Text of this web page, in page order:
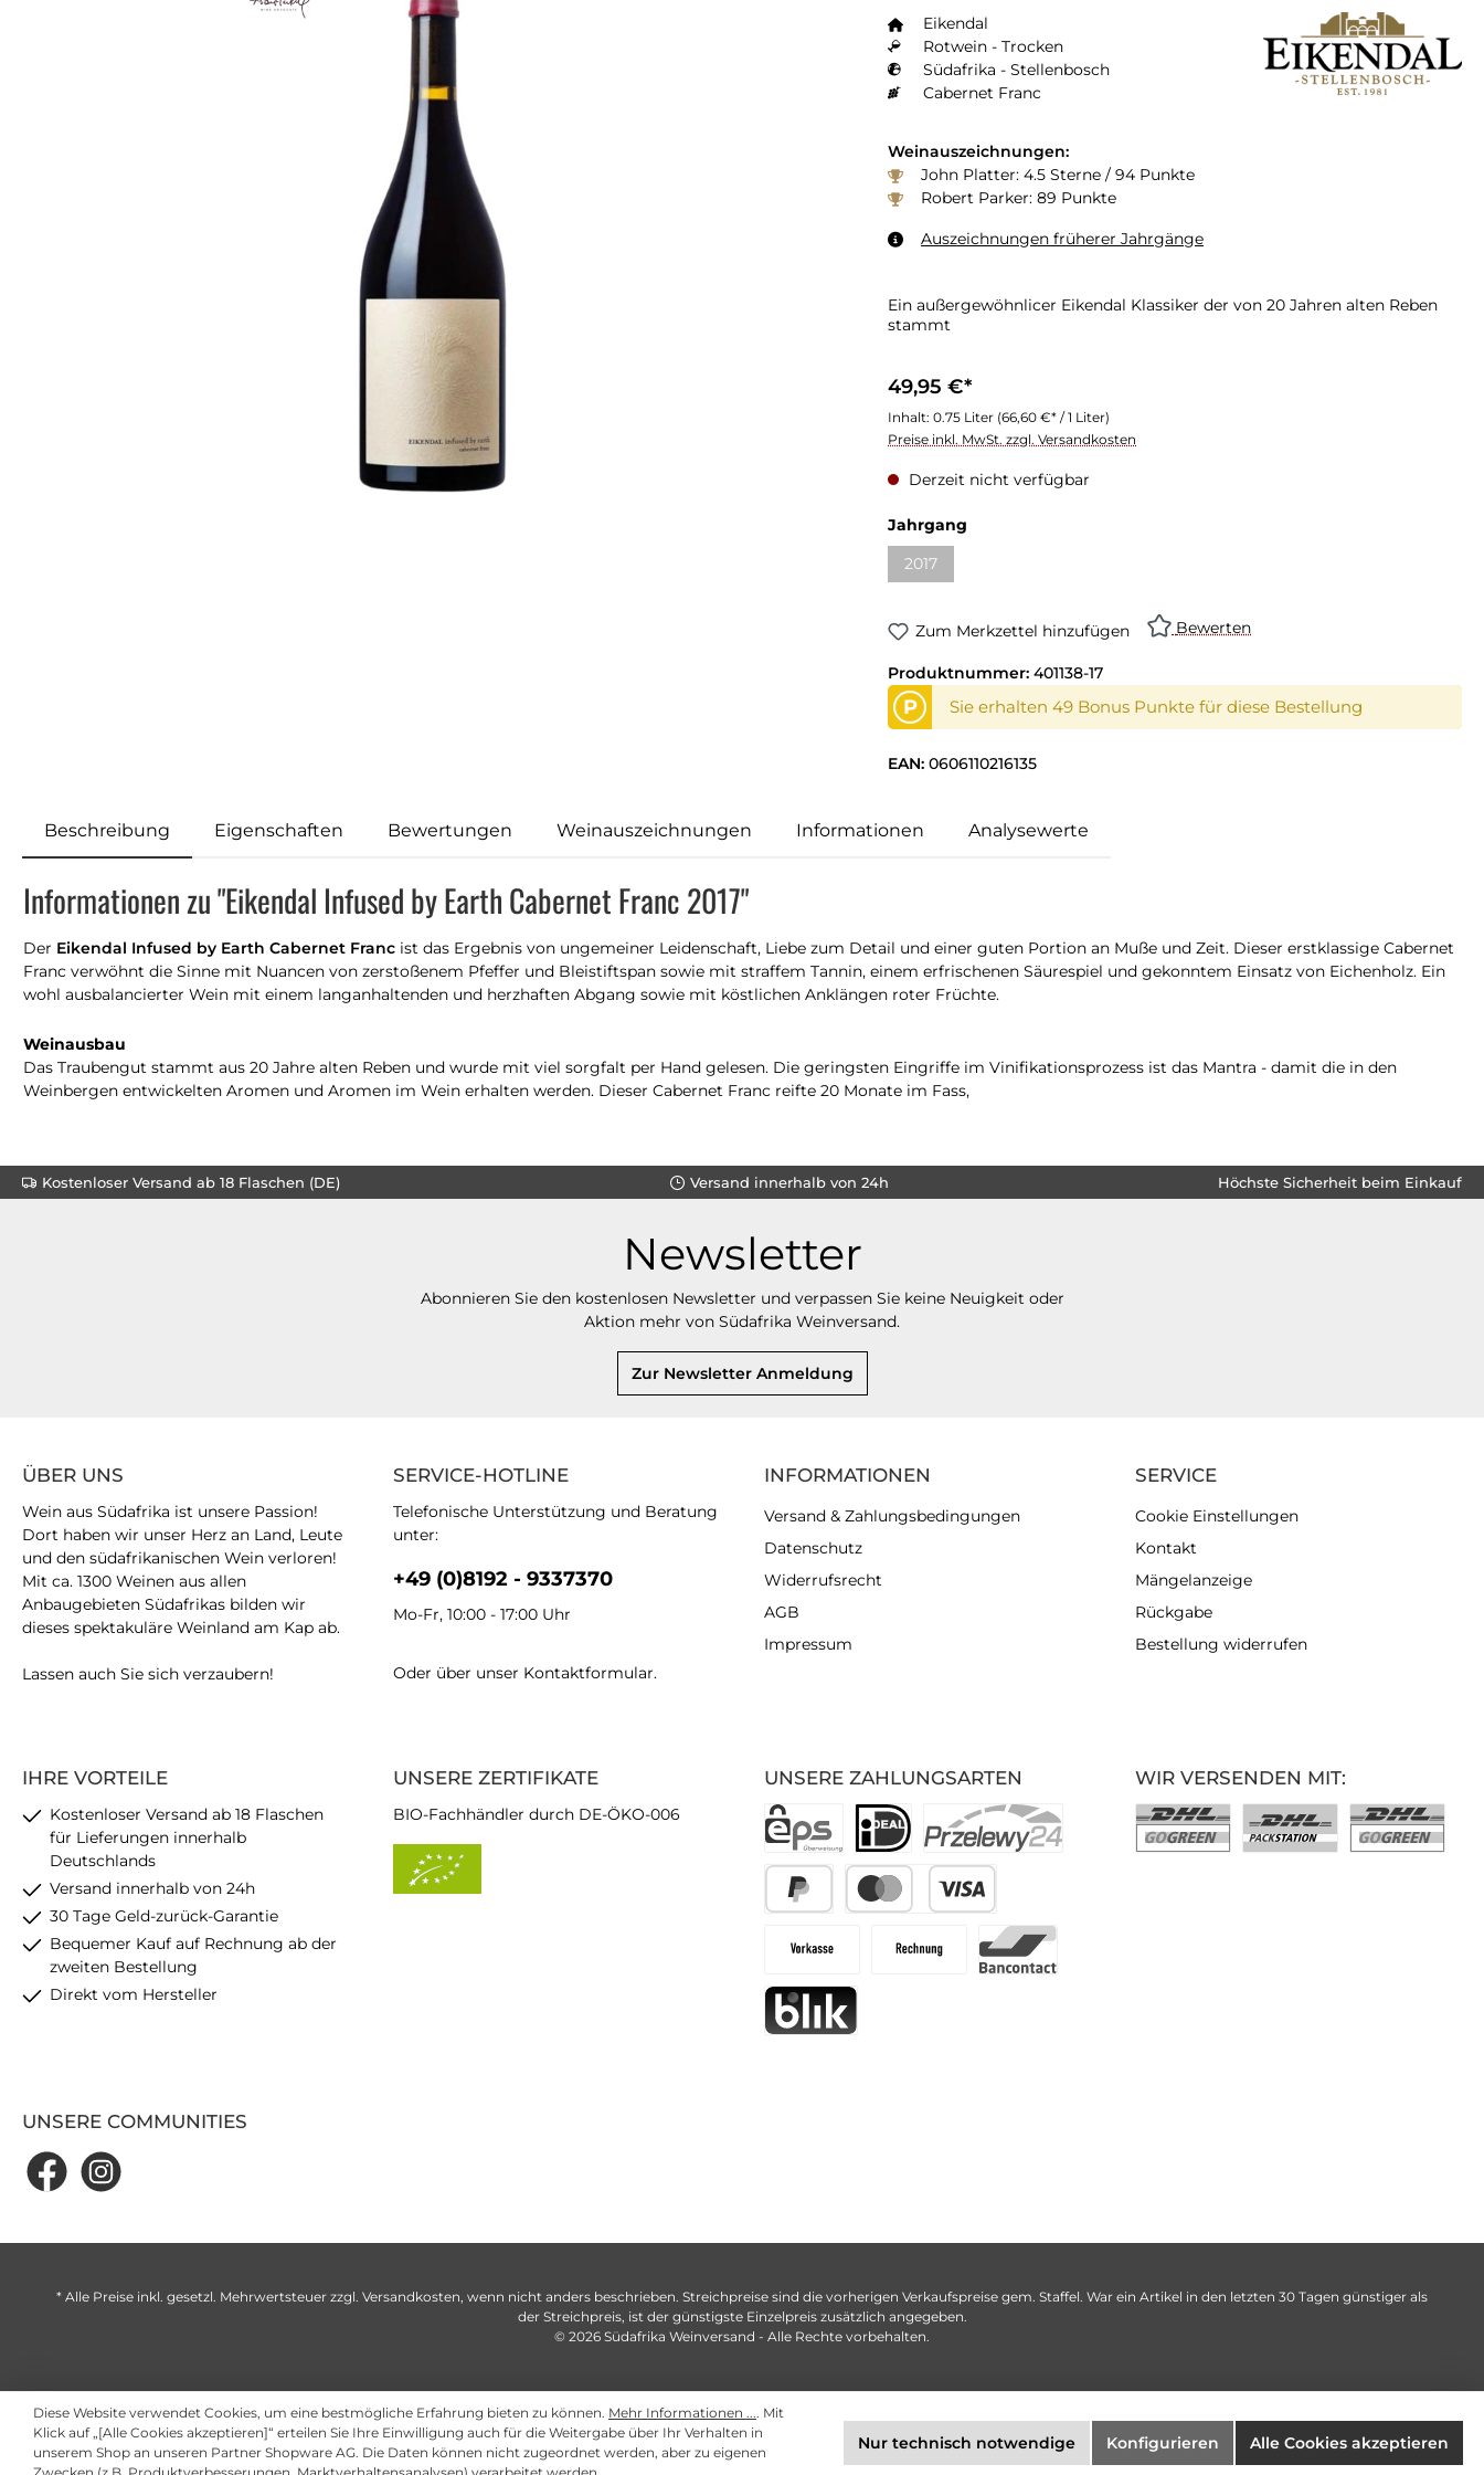
Eikendal
Rotwein - Trocken
Südafrika - Stellenbosch
Cabernet Franc
Weinauszeichnungen:
John Platter: 4.5 Sterne / 94 Punkte
Robert Parker: 89 Punkte
Auszeichnungen früherer Jahrgänge
Ein außergewöhnlicer Eikendal Klassiker der von 20 Jahren alten Reben
stammt
49,95 €*
Inhalt: 0.75 Liter (66,60 €* / 1 Liter)
Preise inkl. MwSt. zzgl. Versandkosten
Derzeit nicht verfügbar
Jahrgang
2017(Diese Option ist zurzeit nicht verfügbar.)
Zum Merkzettel hinzufügen Bewerten
Produktnummer: 401138-17
P Sie erhalten 49 Bonus Punkte für diese Bestellung
EAN: 0606110216135
Beschreibung Eigenschaften Bewertungen Weinauszeichnungen Informationen Analysewerte
Informationen zu "Eikendal Infused by Earth Cabernet Franc 2017"
Der Eikendal Infused by Earth Cabernet Franc ist das Ergebnis von ungemeiner Leidenschaft, Liebe zum Detail und einer guten Portion an Muße und Zeit. Dieser erstklassige Cabernet
Franc verwöhnt die Sinne mit Nuancen von zerstoßenem Pfeffer und Bleistiftspan sowie mit straffem Tannin, einem erfrischenen Säurespiel und gekonntem Einsatz von Eichenholz. Ein
wohl ausbalancierter Wein mit einem langanhaltenden und herzhaften Abgang sowie mit köstlichen Anklängen roter Früchte.
Weinausbau
Das Traubengut stammt aus 20 Jahre alten Reben und wurde mit viel sorgfalt per Hand gelesen. Die geringsten Eingriffe im Vinifikationsprozess ist das Mantra - damit die in den
Weinbergen entwickelten Aromen und Aromen im Wein erhalten werden. Dieser Cabernet Franc reifte 20 Monate im Fass,
Kostenloser Versand ab 18 Flaschen (DE) Versand innerhalb von 24h Höchste Sicherheit beim Einkauf
Newsletter
Abonnieren Sie den kostenlosen Newsletter und verpassen Sie keine Neuigkeit oder
Aktion mehr von Südafrika Weinversand.
Zur Newsletter Anmeldung
SERVICE-HOTLINE
Telefonische Unterstützung und Beratung
unter:
+49 (0)8192 - 9337370
Mo-Fr, 10:00 - 17:00 Uhr
Oder über unser Kontaktformular.
IHRE VORTEILE
Kostenloser Versand ab 18 Flaschen
für Lieferungen innerhalb
Deutschlands
Versand innerhalb von 24h
30 Tage Geld-zurück-Garantie
Bequemer Kauf auf Rechnung ab der
zweiten Bestellung
Direkt vom Hersteller
UNSERE ZAHLUNGSARTEN
ÜBER UNS
Wein aus Südafrika ist unsere Passion!
Dort haben wir unser Herz an Land, Leute
und den südafrikanischen Wein verloren!
Mit ca. 1300 Weinen aus allen
Anbaugebieten Südafrikas bilden wir
dieses spektakuläre Weinland am Kap ab.
Lassen auch Sie sich verzaubern!
UNSERE ZERTIFIKATE
BIO-Fachhändler durch DE-ÖKO-006
INFORMATIONEN
Versand & Zahlungsbedingungen
Datenschutz
Widerrufsrecht
AGB
Impressum
SERVICE
Cookie Einstellungen
Kontakt
Mängelanzeige
Rückgabe
Bestellung widerrufen
UNSERE COMMUNITIES
WIR VERSENDEN MIT:
* Alle Preise inkl. gesetzl. Mehrwertsteuer zzgl. Versandkosten, wenn nicht anders beschrieben. Streichpreise sind die vorherigen Verkaufspreise gem. Staffel. War ein Artikel in den letzten 30 Tagen günstiger als
der Streichpreis, ist der günstigste Einzelpreis zusätzlich angegeben.
© 2026 Südafrika Weinversand - Alle Rechte vorbehalten.
Diese Website verwendet Cookies, um eine bestmögliche Erfahrung bieten zu können. Mehr Informationen .... Mit
Klick auf „[Alle Cookies akzeptieren]“ erteilen Sie Ihre Einwilligung auch für die Weitergabe über Ihr Verhalten in
unserem Shop an unseren Partner Shopware AG. Die Daten können nicht zugeordnet werden, aber zu eigenen
Nur technisch notwendige Konfigurieren Alle Cookies akzeptieren